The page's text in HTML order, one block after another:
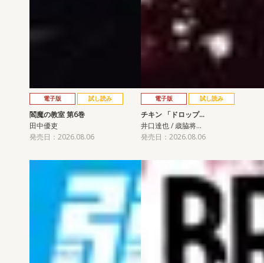
電子版 試し読み
閻魔の教室 第6巻
田中優吏
発売日：2026.08.06
電子版 試し読み
チキン 「ドロップ…
井口達也 / 歳脇将…
発売日：2026.08.06